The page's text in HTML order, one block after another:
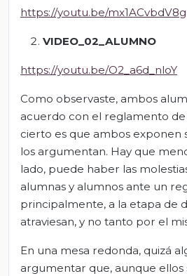
https://youtu.be/mx1ACvbdV8g
VIDEO_02_ALUMNO
https://youtu.be/O2_a6d_nloY
Como observaste, ambos
acuerdo con el reglamento de
cierto es que ambos exponen
los argumentan. Hay que
lado, puede haber las
alumnas y alumnos ante un
principalmente, a la etapa de
atraviesan, y no tanto por el
En una mesa redonda, quizá
argumentar que, aunque ellos